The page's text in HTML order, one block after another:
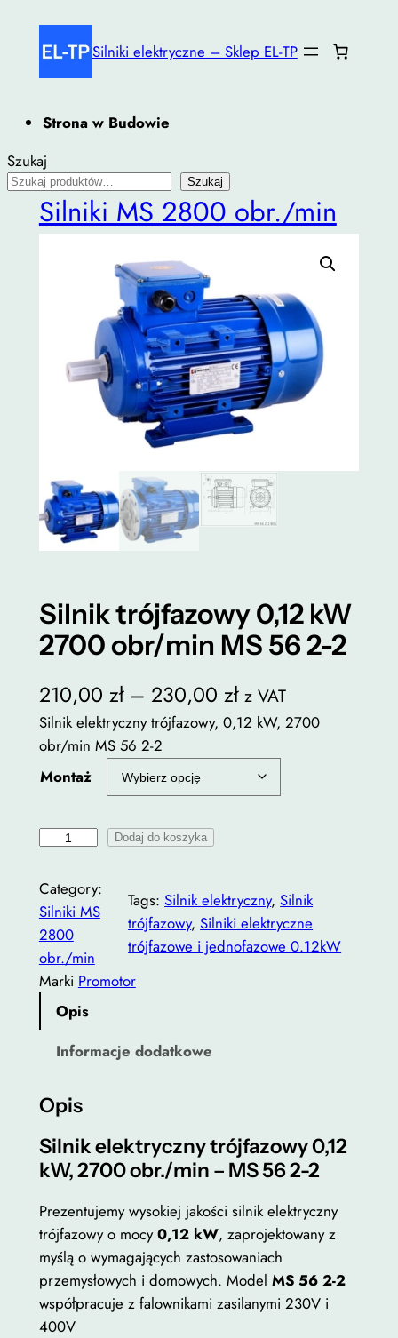
Silniki elektryczne – Sklep EL-TP
Strona w Budowie
Szukaj
Szukaj
Silniki MS 2800 obr./min
Silnik trójfazowy 0,12 kW
2700 obr/min MS 56 2-2
210,00 zł – 230,00 złZ
a
k
r
e
n
,
0
z
ł
z VAT
Silnik elektryczny trójfazowy, 0,12 kW, 2700
obr/min MS 56 2-2
Montaż
o
ś
ć
S
i
r
ó
j
a
z
o
w
y
0
Dodaj do koszyka
Category:
Silniki MS
2800
obr./min
Tags:Silnik elektryczny, Silnik
trójfazowy, Silniki elektryczne
trójfazowe i jednofazowe 0.12kW
Marki Promotor
Opis
Informacje dodatkowe
Opis
Silnik elektryczny trójfazowy 0,12
kW, 2700 obr./min – MS 56 2-2
Prezentujemy wysokiej jakości silnik elektryczny
trójfazowy o mocy0,12 kW, zaprojektowany z
myślą o wymagających zastosowaniach
przemysłowych i domowych. Model MS 56 2-2
współpracuje z falownikami zasilanymi 230V i
400V